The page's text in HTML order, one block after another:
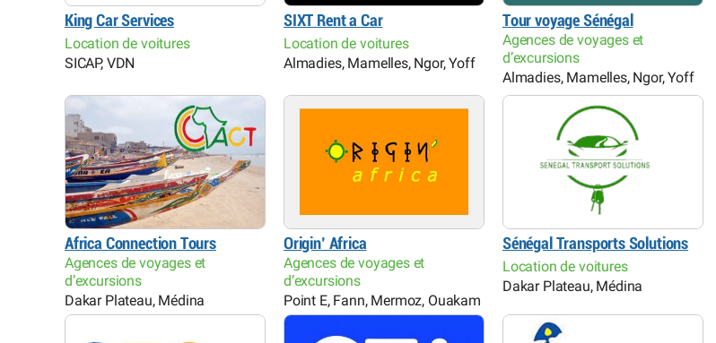
King Car Services
Location de voitures
SICAP, VDN
SIXT Rent a Car
Location de voitures
Almadies, Mamelles, Ngor, Yoff
Tour voyage Sénégal
Agences de voyages et
d’excursions
Almadies, Mamelles, Ngor, Yoff
Africa Connection Tours
Agences de voyages et
d’excursions
Dakar Plateau, Médina
Origin’ Africa
Agences de voyages et
d’excursions
Point E, Fann, Mermoz, Ouakam
Sénégal Transports Solutions
Location de voitures
Dakar Plateau, Médina